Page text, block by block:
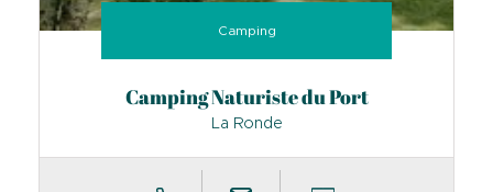
Camping
Camping Naturiste du Port
La Ronde